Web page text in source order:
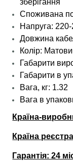
зберігання
Споживана
Напруга:
Довжина
Колір:
Габарити
Габарити в
Вага, кг: 1.32
Вага в
Країна-
Країна
Гарантія: 24